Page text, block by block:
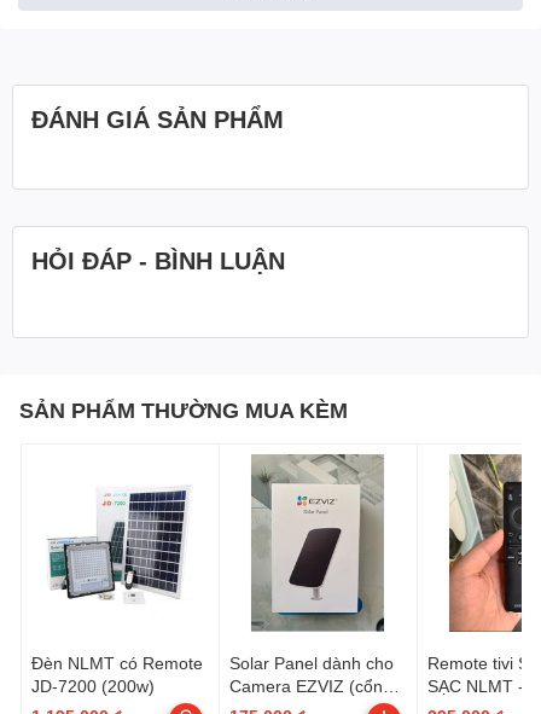
www.sieunho.net
♥️275, Nhật Tảo | 🕖8h-18h | 😁CN off
ĐÁNH GIÁ SẢN PHẨM
HỎI ĐÁP - BÌNH LUẬN
SẢN PHẨM THƯỜNG MUA KÈM
Đèn NLMT có Remote
JD-7200 (200w)
Solar Panel dành cho
Camera EZVIZ (cổng
Micro USB 6W) công
Remote tivi
SẠC NLMT -
01432C -